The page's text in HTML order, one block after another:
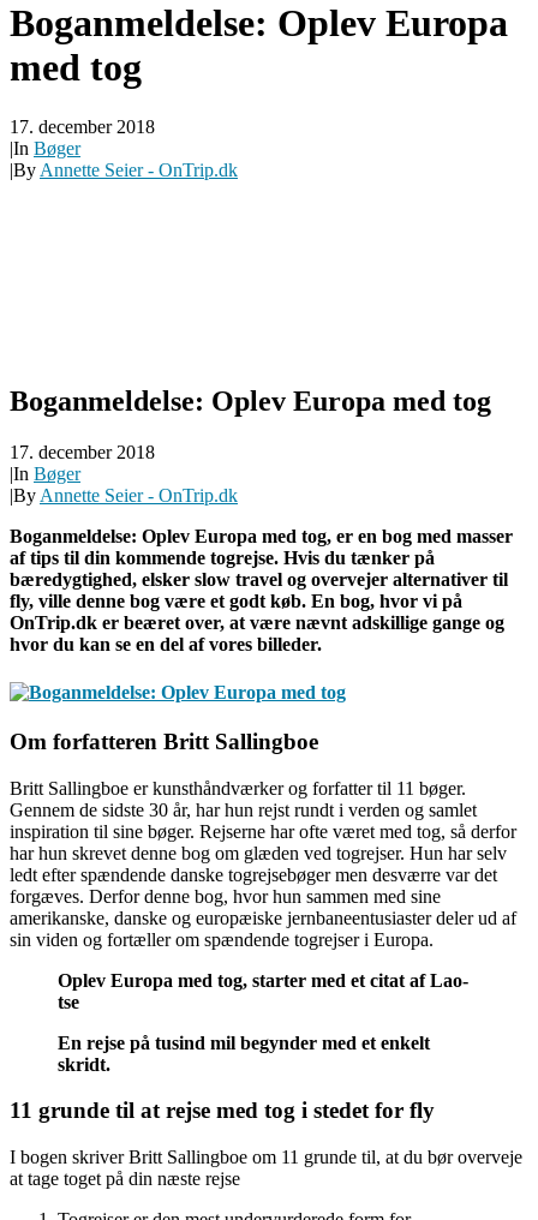
Boganmeldelse: Oplev Europa
med tog
17. december 2018
|In Bøger
|By Annette Seier - OnTrip.dk
Boganmeldelse: Oplev Europa med tog
17. december 2018
|In Bøger
|By Annette Seier - OnTrip.dk
Boganmeldelse: Oplev Europa med tog, er en bog med masser
af tips til din kommende togrejse. Hvis du tænker på
bæredygtighed, elsker slow travel og overvejer alternativer til
fly, ville denne bog være et godt køb. En bog, hvor vi på
OnTrip.dk er beæret over, at være nævnt adskillige gange og
hvor du kan se en del af vores billeder.
Om forfatteren Britt Sallingboe
Britt Sallingboe er kunsthåndværker og forfatter til 11 bøger.
Gennem de sidste 30 år, har hun rejst rundt i verden og samlet
inspiration til sine bøger. Rejserne har ofte været med tog, så derfor
har hun skrevet denne bog om glæden ved togrejser. Hun har selv
ledt efter spændende danske togrejsebøger men desværre var det
forgæves. Derfor denne bog, hvor hun sammen med sine
amerikanske, danske og europæiske jernbaneentusiaster deler ud af
sin viden og fortæller om spændende togrejser i Europa.
Oplev Europa med tog, starter med et citat af Lao-
tse
En rejse på tusind mil begynder med et enkelt
skridt.
11 grunde til at rejse med tog i stedet for fly
I bogen skriver Britt Sallingboe om 11 grunde til, at du bør overveje
at tage toget på din næste rejse